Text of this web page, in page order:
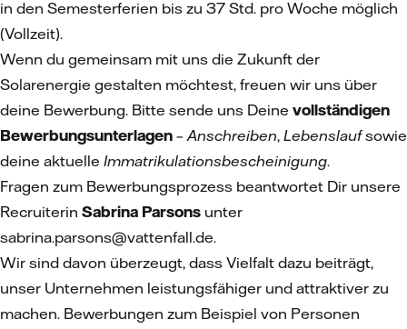
in den Semesterferien bis zu 37 Std. pro Woche möglich
(Vollzeit).
Wenn du gemeinsam mit uns die Zukunft der
Solarenergie gestalten möchtest, freuen wir uns über
deine Bewerbung. Bitte sende uns Deine vollständigen
Bewerbungsunterlagen –Anschreiben, Lebenslaufsowie
deine aktuelle Immatrikulationsbescheinigung.
Fragen zum Bewerbungsprozess beantwortet Dir unsere
Recruiterin Sabrina Parsons unter
sabrina.parsons@vattenfall.de.
Wir sind davon überzeugt, dass Vielfalt dazu beiträgt,
unser Unternehmen leistungsfähiger und attraktiver zu
machen. Bewerbungen zum Beispiel von Personen